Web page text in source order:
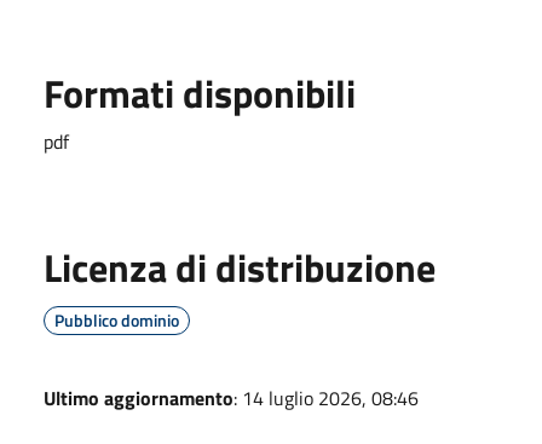
Formati disponibili
pdf
Licenza di distribuzione
Pubblico dominio
Ultimo aggiornamento: 14 luglio 2026, 08:46